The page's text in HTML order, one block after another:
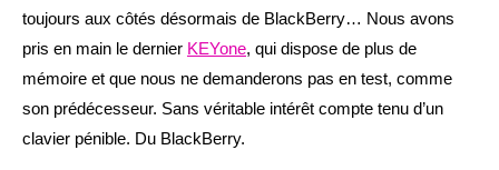
toujours aux côtés désormais de BlackBerry… Nous avons
pris en main le dernier KEYone, qui dispose de plus de
mémoire et que nous ne demanderons pas en test, comme
son prédécesseur. Sans véritable intérêt compte tenu d’un
clavier pénible. Du BlackBerry.